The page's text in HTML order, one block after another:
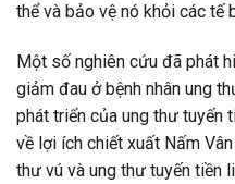
thể và bảo vệ nó khỏi các tế
Một số nghiên cứu đã phát
giảm đau ở bệnh nhân ung
phát triển của ung thư tuyến
về lợi ích chiết xuất Nấm
thư vú và ung thư tuyến tiền